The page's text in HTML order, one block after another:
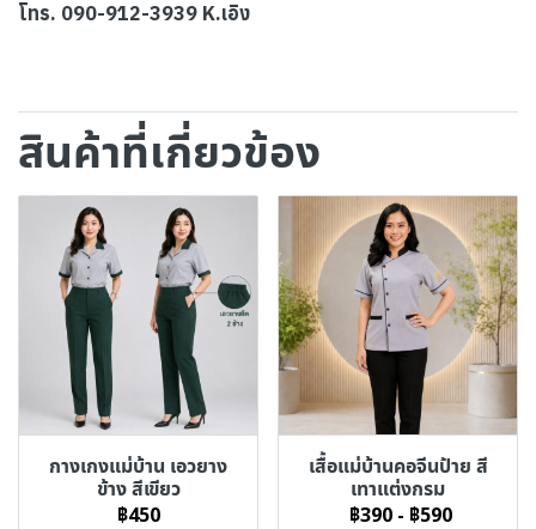
โทร. 090-912-3939 K.เอิง
สินค้าที่เกี่ยวข้อง
กางเกงแม่บ้าน เอวยาง
ข้าง สีเขียว
฿450
เสื้อแม่บ้านคอจีนป้าย สี
เทาแต่งกรม
฿390 - ฿590